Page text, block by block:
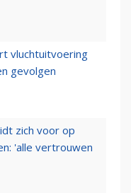
vluchtuitvoering
gevolgen
zich voor op
'alle vertrouwen